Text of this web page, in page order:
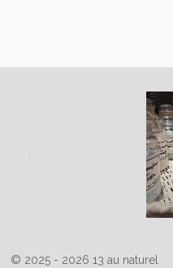
© 2025 - 2026 13 au naturel